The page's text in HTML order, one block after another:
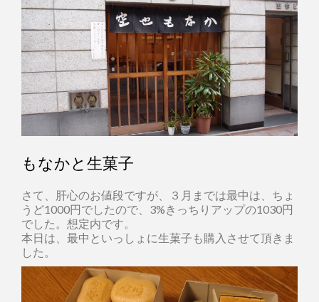
もなかと生菓子
さて、肝心のお値段ですが、３月までは最中は、ちょ
うど1000円でしたので、3%きっちりアップの1030円
でした。想定内です。
本日は、最中といっしょに生菓子も購入させて頂きま
した。